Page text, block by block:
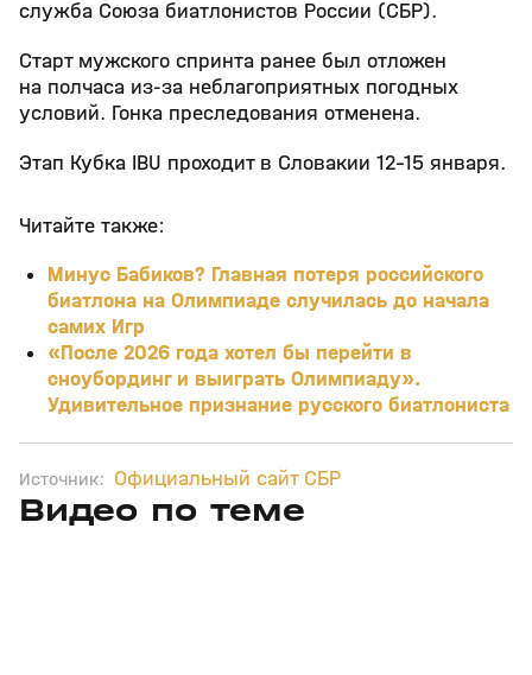
служба Союза биатлонистов России (СБР).
Старт мужского спринта ранее был отложен
на полчаса из-за неблагоприятных погодных
условий. Гонка преследования отменена.
Этап Кубка IBU проходит в Словакии 12–15 января.
Читайте также:
Минус Бабиков? Главная потеря российского
биатлона на Олимпиаде случилась до начала
самих Игр
«После 2026 года хотел бы перейти в
сноубординг и выиграть Олимпиаду».
Удивительное признание русского биатлониста
Источник: Официальный сайт СБР
Видео по теме
15 апр, 13:09